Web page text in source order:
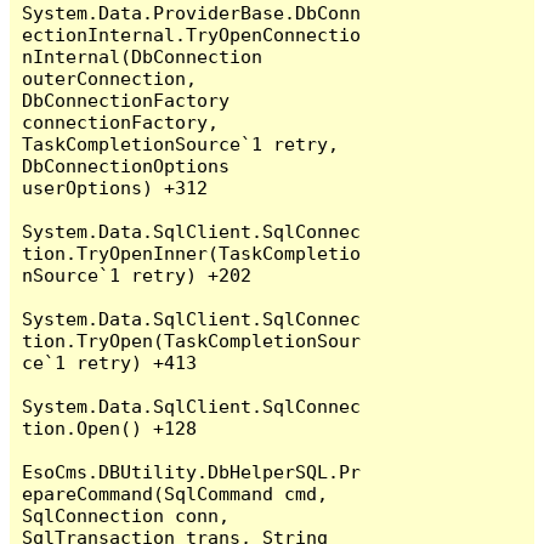
System.Data.ProviderBase.DbConn
ectionInternal.TryOpenConnectio
nInternal(DbConnection
outerConnection,
DbConnectionFactory
connectionFactory,
TaskCompletionSource`1 retry,
DbConnectionOptions
userOptions) +312
System.Data.SqlClient.SqlConnec
tion.TryOpenInner(TaskCompletio
nSource`1 retry) +202
System.Data.SqlClient.SqlConnec
tion.TryOpen(TaskCompletionSour
ce`1 retry) +413
System.Data.SqlClient.SqlConnec
tion.Open() +128
EsoCms.DBUtility.DbHelperSQL.Pr
epareCommand(SqlCommand cmd,
SqlConnection conn,
SqlTransaction trans, String